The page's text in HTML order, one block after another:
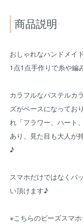
商品説明
おしゃれなハンドメイ
1点1点手作りで糸や編
カラフルなパステルカ
ズがベースになってお
れ「フラワー、ハート
あり、見た目も大人が
♪
スマホだけではなくバ
い頂けます♪
※こちらのビーズスマ